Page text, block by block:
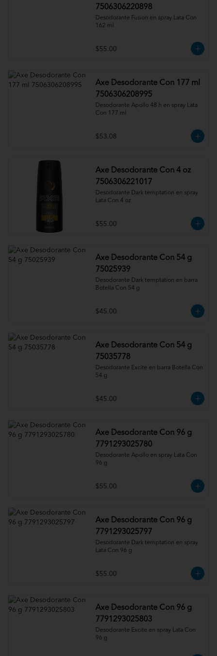
7506306220898
Desodorante Fusion en spray Lata Con
162 ml
$55.00
Axe Desodorante Con 177 ml
7506306208995
Desodorante Apollo 48 h en spray Lata
Con 177 ml
$53.08
Axe Desodorante Con 4 oz
7506306221017
Desodorante Dark temptation en spray
Lata Con 4 oz
$55.00
Axe Desodorante Con 54 g
75025939
Desodorante Dark temptation en barra
Botella Con 54 g
$45.00
Axe Desodorante Con 54 g
75035778
Desodorante Excite en barra Botella Con
54 g
$45.00
Axe Desodorante Con 96 g
7791293025780
Desodorante Apollo en spray Lata Con
96 g
$55.00
Axe Desodorante Con 96 g
7791293025797
Desodorante Dark temptation en spray
Lata Con 96 g
$55.00
Axe Desodorante Con 96 g
7791293025803
Desodorante Excite en spray Lata Con
96 g